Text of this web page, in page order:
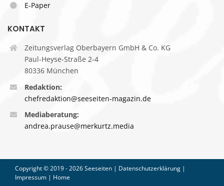
E-Paper
KONTAKT
Zeitungsverlag Oberbayern GmbH & Co. KG
Paul-Heyse-Straße 2-4
80336 München
Redaktion:
chefredaktion@seeseiten-magazin.de
Mediaberatung:
andrea.prause@merkurtz.media
Copyright © 2019 -2026 Seeseiten | Datenschutzerklärung|
Impressum| Home